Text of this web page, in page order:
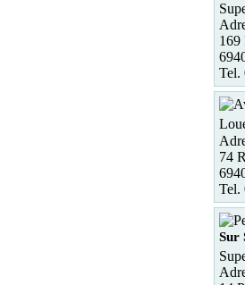
169
Tel.
74
Tel.
Sur